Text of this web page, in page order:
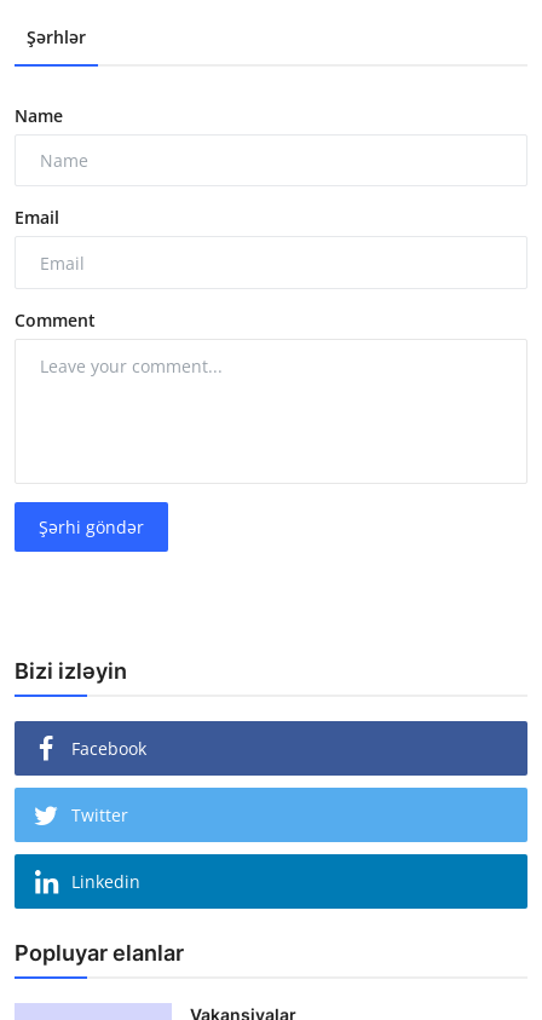
Şərhlər
Name
Email
Comment
Şərhi göndər
Bizi izləyin
Facebook
Twitter
Linkedin
Popluyar elanlar
Vakansiyalar